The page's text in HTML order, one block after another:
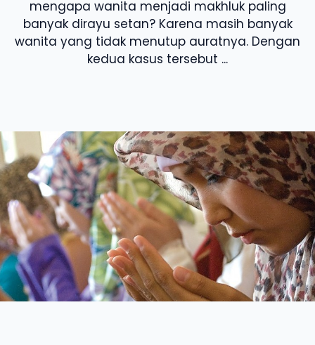
mengapa wanita menjadi makhluk paling
banyak dirayu setan? Karena masih banyak
wanita yang tidak menutup auratnya. Dengan
kedua kasus tersebut ...